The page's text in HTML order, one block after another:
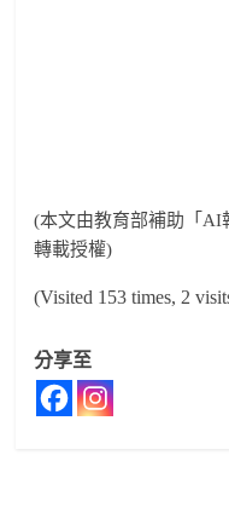
(本文由教育部補助「
轉載授權)
(Visited 153 times, 2
分享至